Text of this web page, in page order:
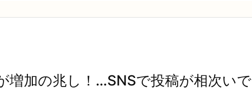
増加の兆し！…SNSで投稿が相次いで